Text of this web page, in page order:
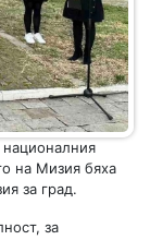
на Мизия бяха
за град.
за